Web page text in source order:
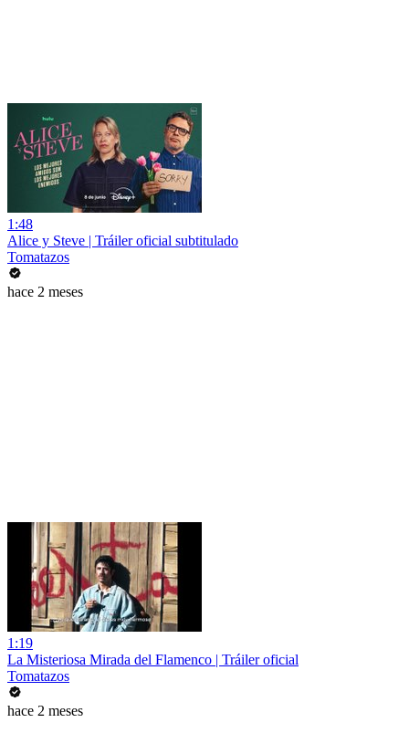
1:48
Alice y Steve | Tráiler oficial subtitulado
Tomatazos
hace 2 meses
1:19
La Misteriosa Mirada del Flamenco | Tráiler oficial
Tomatazos
hace 2 meses